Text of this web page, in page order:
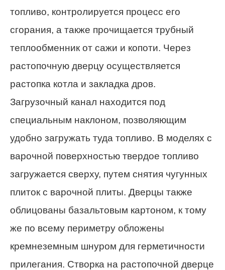
топливо, контролируется процесс его
сгорания, а также прочищается трубный
теплообменник от сажи и копоти. Через
растопочную дверцу осуществляется
растопка котла и закладка дров.
Загрузочный канал находится под
специальным наклоном, позволяющим
удобно загружать туда топливо. В моделях с
варочной поверхностью твердое топливо
загружается сверху, путем снятия чугунных
плиток с варочной плиты. Дверцы также
облицованы базальтовым картоном, к тому
же по всему периметру обложены
кремнеземным шнуром для герметичности
прилегания. Створка на растопочной дверце